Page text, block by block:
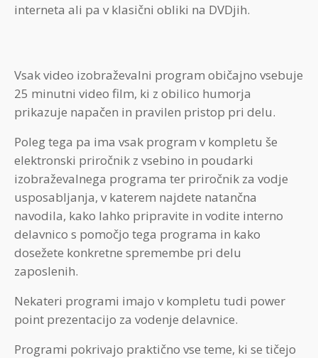
interneta ali pa v klasični obliki na DVDjih.
Vsak video izobraževalni program običajno vsebuje
25 minutni video film, ki z obilico humorja
prikazuje napačen in pravilen pristop pri delu.
Poleg tega pa ima vsak program v kompletu še
elektronski priročnik z vsebino in poudarki
izobraževalnega programa ter priročnik za vodje
usposabljanja, v katerem najdete natančna
navodila, kako lahko pripravite in vodite interno
delavnico s pomočjo tega programa in kako
dosežete konkretne spremembe pri delu
zaposlenih.
Nekateri programi imajo v kompletu tudi power
point prezentacijo za vodenje delavnice.
Programi pokrivajo praktično vse teme, ki se tičejo